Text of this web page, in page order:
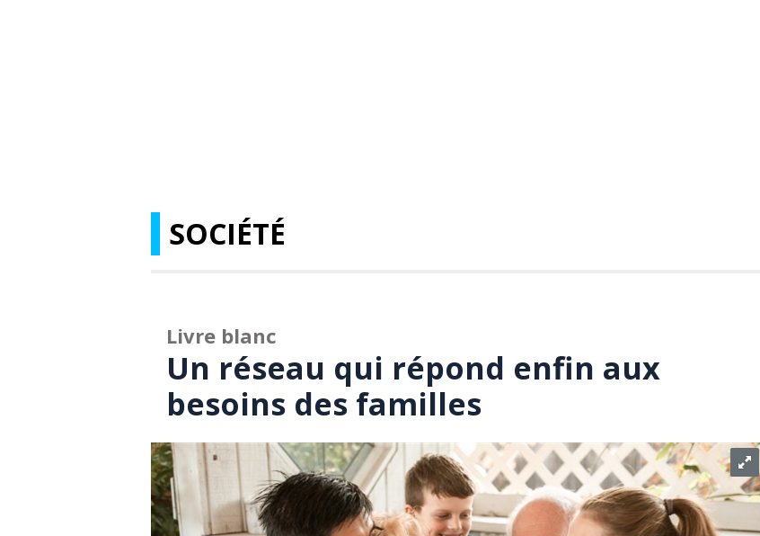
SOCIÉTÉ
Livre blanc
Un réseau qui répond enfin aux
besoins des familles